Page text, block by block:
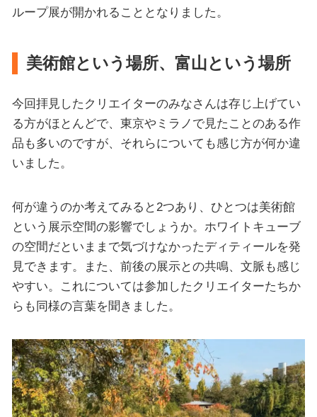
ループ展が開かれることとなりました。
美術館という場所、富山という場所
今回拝見したクリエイターのみなさんは存じ上げてい
る方がほとんどで、東京やミラノで見たことのある作
品も多いのですが、それらについても感じ方が何か違
いました。
何が違うのか考えてみると2つあり、ひとつは美術館
という展示空間の影響でしょうか。ホワイトキューブ
の空間だといままで気づけなかったディティールを発
見できます。また、前後の展示との共鳴、文脈も感じ
やすい。これについては参加したクリエイターたちか
らも同様の言葉を聞きました。